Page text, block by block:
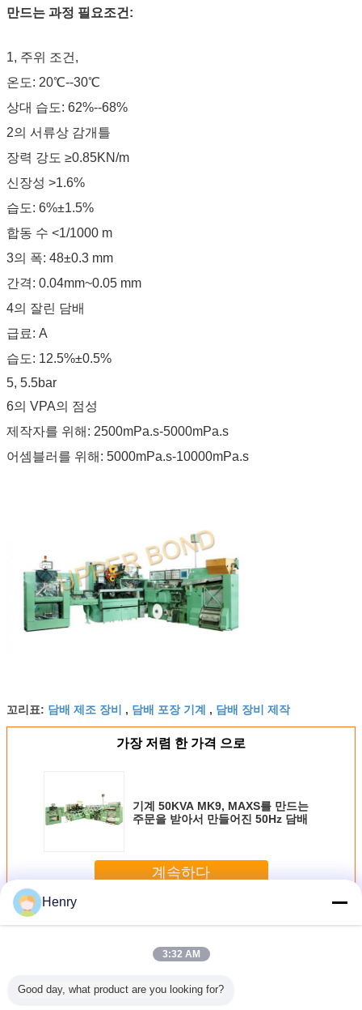
만드는 과정 필요조건:
1, 주위 조건,
온도: 20℃--30℃
상대 습도: 62%--68%
2의 서류상 감개틀
장력 강도 ≥0.85KN/m
신장성 >1.6%
습도: 6%±1.5%
합동 수 <1/1000 m
3의 폭: 48±0.3 mm
간격: 0.04mm~0.05 mm
4의 잘린 담배
급료: A
습도: 12.5%±0.5%
5, 5.5bar
6의 VPA의 점성
제작자를 위해: 2500mPa.s-5000mPa.s
어셈블러를 위해: 5000mPa.s-10000mPa.s
꼬리표: 담배 제조 장비 , 담배 포장 기계 , 담배 장비 제작
가장 저렴 한 가격 으로
기계 50KVA MK9, MAXS를 만드는
주문을 받아서 만들어진 50Hz 담배
계속하다
더 많은 것
Henry
3:32 AM
Good day, what product are you looking for?